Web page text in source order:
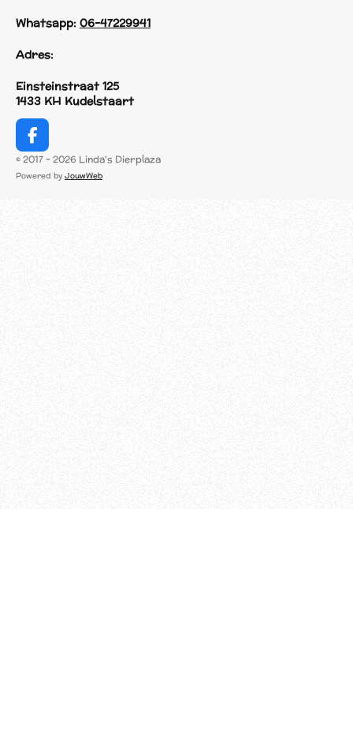
Whatsapp: 06-47229941
Adres:
Einsteinstraat 125
1433 KH Kudelstaart
F
a
c
© 2017 - 2026 Linda's Dierplaza
Powered by JouwWeb